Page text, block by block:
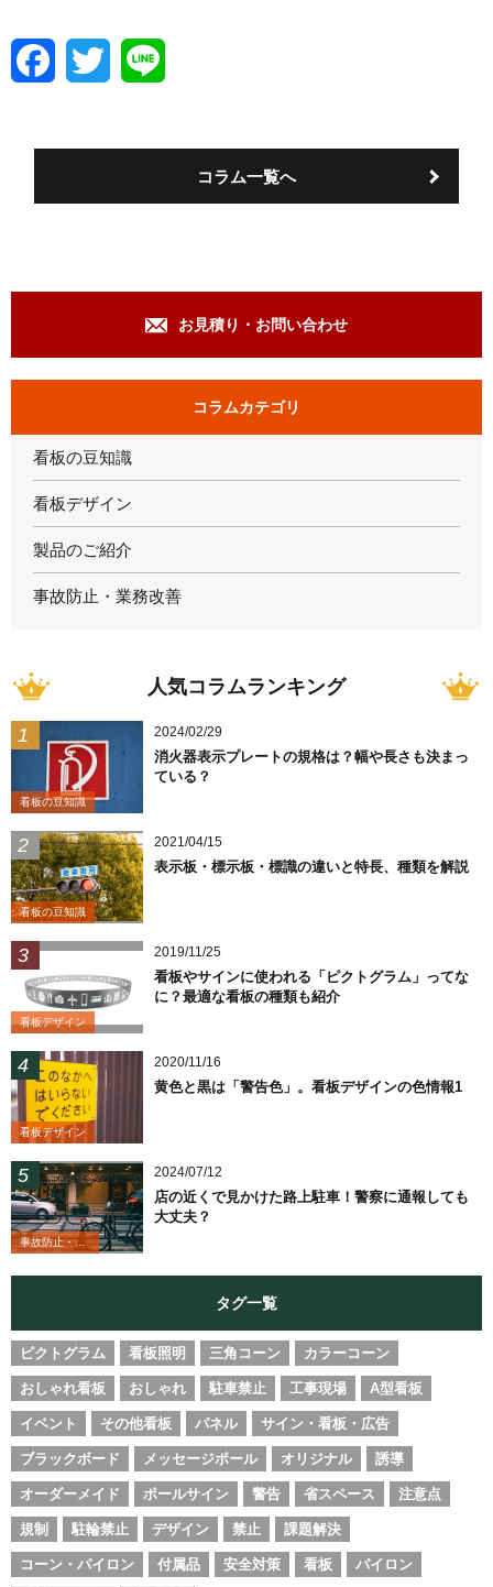
b
w
t
コラム一覧へ
お見積り・お問い合わせ
コラムカテゴリ
看板の豆知識
看板デザイン
製品のご紹介
事故防止・業務改善
人気コラムランキング
看板の豆知識
2024/02/29
消火器表示プレートの規格は？幅や長さも決まっ
ている？
看板の豆知識
2021/04/15
表示板・標示板・標識の違いと特長、種類を解説
看板デザイン
2019/11/25
看板やサインに使われる「ピクトグラム」ってな
に？最適な看板の種類も紹介
看板デザイン
2020/11/16
黄色と黒は「警告色」。看板デザインの色情報1
事故防止・業務改善
2024/07/12
店の近くで見かけた路上駐車！警察に通報しても
大丈夫？
タグ一覧
ピクトグラム 看板照明 三角コーン カラーコーン
おしゃれ看板 おしゃれ 駐車禁止 工事現場 A型看板
イベント その他看板 パネル サイン・看板・広告
ブラックボード メッセージポール オリジナル 誘導
オーダーメイド ポールサイン 警告 省スペース 注意点
規制 駐輪禁止 デザイン 禁止 課題解決
コーン・パイロン 付属品 安全対策 看板 パイロン